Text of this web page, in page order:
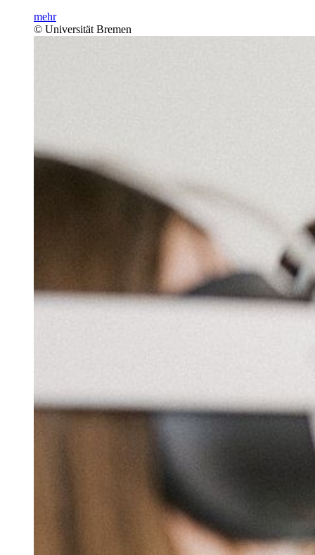
mehr
© Universität Bremen